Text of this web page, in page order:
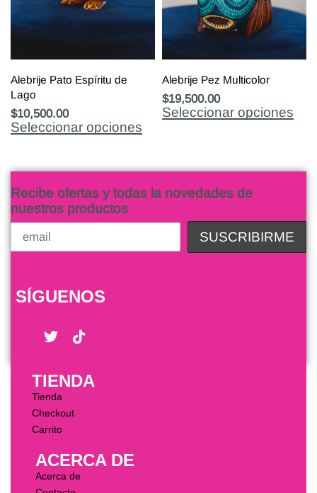
Alebrije Pato Espíritu de
Lago
$10,500.00
Seleccionar opciones
Alebrije Pez Multicolor
$19,500.00
Seleccionar opciones
Recibe ofertas y todas la novedades de
nuestros productos
SÍGUENOS
TIENDA
Tienda
Checkout
Carrito
ACERCA DE
Acerca de